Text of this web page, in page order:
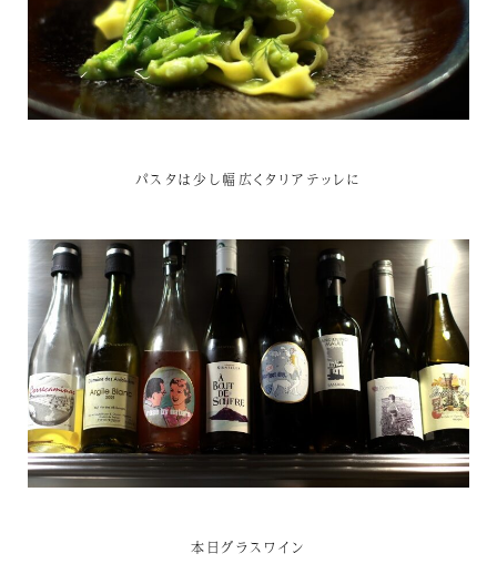
パスタは少し幅広くタリアテッレに
本日グラスワイン